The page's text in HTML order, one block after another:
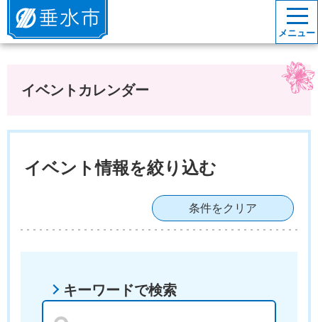
垂水市
メニュー
イベントカレンダー
イベント情報を絞り込む
条件をクリア
キーワードで検索